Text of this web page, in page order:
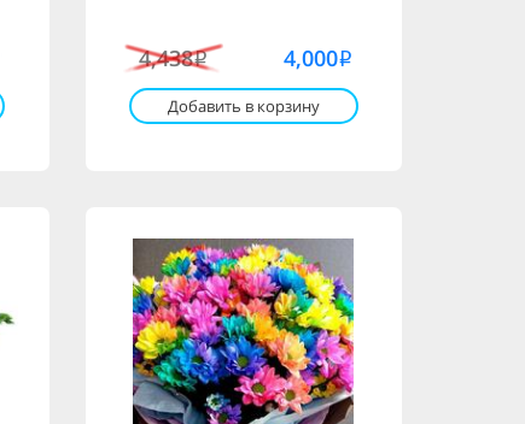
4,438i 4,000i
Добавить в корзину